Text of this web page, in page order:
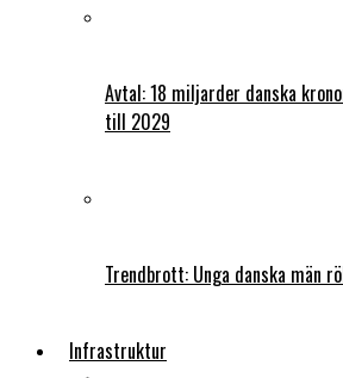
Avtal: 18 miljarder danska
till 2029
Trendbrott: Unga danska män
Infrastruktur